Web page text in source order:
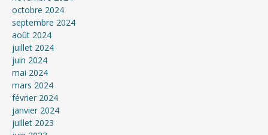
octobre 2024
septembre 2024
août 2024
juillet 2024
juin 2024
mai 2024
mars 2024
février 2024
janvier 2024
juillet 2023